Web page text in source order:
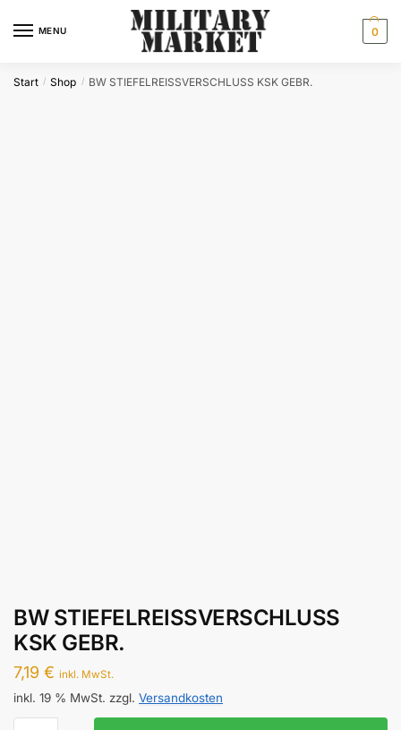
MENU 0
Start / Shop / BW STIEFELREISSVERSCHLUSS KSK GEBR.
BW STIEFELREISSVERSCHLUSS
KSK GEBR.
7,19 € inkl. MwSt.
inkl. 19 % MwSt. zzgl. Versandkosten